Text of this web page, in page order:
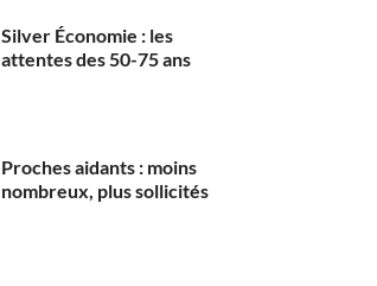
Silver Économie : les
attentes des 50-75 ans
Proches aidants : moins
nombreux, plus sollicités